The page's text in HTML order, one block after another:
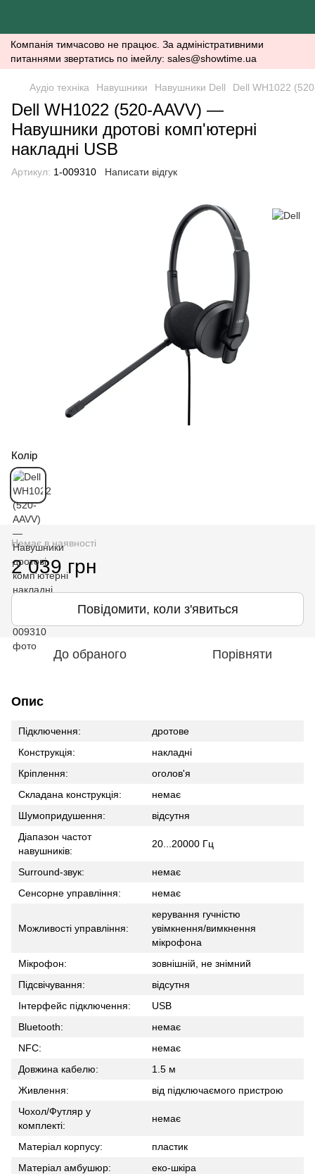
Компанія тимчасово не працює. За адміністративними
питаннями звертатись по імейлу: sales@showtime.ua
Аудіо техніка Навушники Навушники Dell Dell WH1022
Dell WH1022 (520-AAVV) —
Навушники дротові комп'ютерні
накладні USB
Артикул: 1-009310 Написати відгук
Колір
Немає в наявності
2 039 грн
Повідомити, коли з'явиться
До обраного Порівняти
Опис
Підключення:
дротове
Конструкція:
накладні
Кріплення:
оголов'я
Складана конструкція:
немає
Шумопридушення:
відсутня
Діапазон частот
навушників:
20...20000 Гц
Surround-звук:
немає
Сенсорне управління:
немає
Можливості управління:
керування гучністю
увімкнення/вимкнення
мікрофона
Мікрофон:
зовнішній, не знімний
Підсвічування:
відсутня
Інтерфейс підключення:
USB
Bluetooth:
немає
NFC:
немає
Довжина кабелю:
1.5 м
Живлення:
від підключаємого пристрою
Чохол/Футляр у
комплекті:
немає
Матеріал корпусу:
пластик
Матеріал амбушюр:
еко-шкіра